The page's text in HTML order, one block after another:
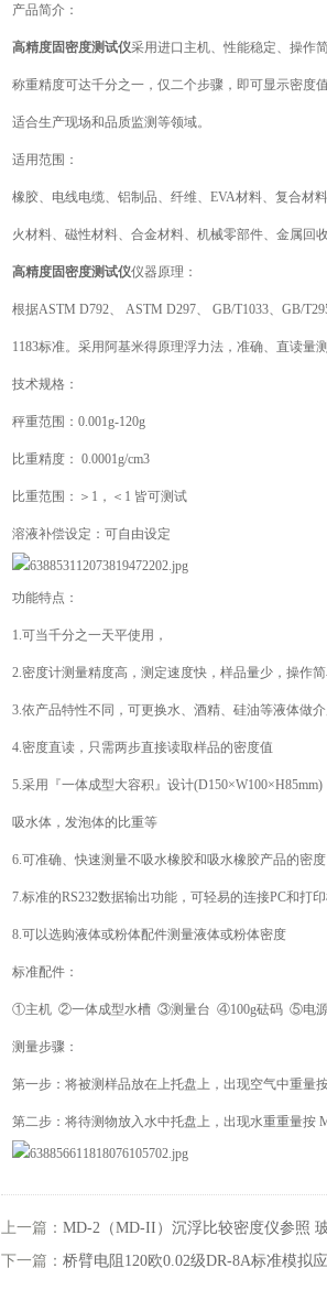
产品简介：
高精度固密度测试仪采用进口主机、性能稳定、操作
称重精度可达千分之一，仅二个步骤，即可显示密度
适合生产现场和品质监测等领域。
适用范围：
橡胶、电线电缆、铝制品、纤维、EVA材料、复合材
火材料、磁性材料、合金材料、机械零部件、金属回
高精度固密度测试仪仪器原理：
根据ASTM D792、 ASTM D297、 GB/T1033、GB/
1183标准。采用阿基米得原理浮力法，准确、直读量测
技术规格：
秤重范围：0.001g-120g
比重精度： 0.0001g/cm3
比重范围：＞1，＜1 皆可测试
溶液补偿设定：可自由设定
功能特点：
1.可当千分之一天平使用，
2.密度计测量精度高，测定速度快，样品量少，操作
3.依产品特性不同，可更换水、酒精、硅油等液体做
4.密度直读，只需两步直接读取样品的密度值
5.采用『一体成型大容积』设计
吸水体，发泡体的比重等
6.可准确、快速测量不吸水橡胶和吸水橡胶产品的密度
7.标准的RS232数据输出功能，可轻易的连接PC和打
8.可以选购液体或粉体配件测量液体或粉体密度
标准配件：
①主机 ②一体成型水槽 ③测量台 ④100g砝码 ⑤电源
测量步骤：
第一步：将被测样品放在上托盘上，出现空气中重量
第二步：将待测物放入水中托盘上，出现水重重量按
上一篇： MD-2（MD-II）沉浮比较密度仪参照
下一篇： 桥臂电阻120欧0.02级DR-8A标准模拟